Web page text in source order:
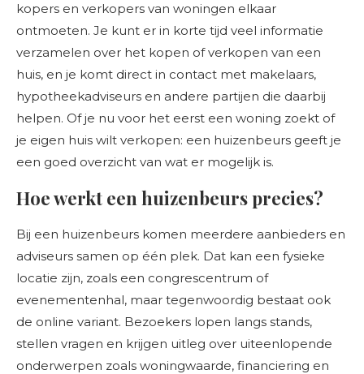
kopers en verkopers van woningen elkaar
ontmoeten. Je kunt er in korte tijd veel informatie
verzamelen over het kopen of verkopen van een
huis, en je komt direct in contact met makelaars,
hypotheekadviseurs en andere partijen die daarbij
helpen. Of je nu voor het eerst een woning zoekt of
je eigen huis wilt verkopen: een huizenbeurs geeft je
een goed overzicht van wat er mogelijk is.
Hoe werkt een huizenbeurs precies?
Bij een huizenbeurs komen meerdere aanbieders en
adviseurs samen op één plek. Dat kan een fysieke
locatie zijn, zoals een congrescentrum of
evenementenhal, maar tegenwoordig bestaat ook
de online variant. Bezoekers lopen langs stands,
stellen vragen en krijgen uitleg over uiteenlopende
onderwerpen zoals woningwaarde, financiering en